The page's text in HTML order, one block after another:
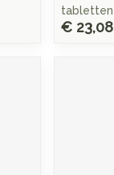
tabletten
€ 23,08